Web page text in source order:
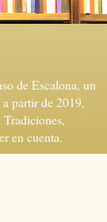
de Escalona, un
partir de 2019,
en cuenta.